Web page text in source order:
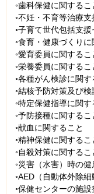
◦歯科保健に関するこ
◦不妊・不育等治療
◦子育て世代包括支
◦食育・健康づくりに
◦愛育委員に関するこ
◦栄養委員に関するこ
◦各種がん検診に関す
◦結核予防対策及び
◦特定保健指導に関す
◦予防接種に関するこ
◦献血に関すること
◦精神保健に関する
◦自殺対策に関するこ
◦災害（水害）時の
◦AED（自動体外除
◦保健センターの施